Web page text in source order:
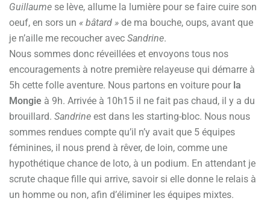
Guillaume se lève, allume la lumière pour se faire cuire son
oeuf, en sors un « bâtard » de ma bouche, oups, avant que
je n’aille me recoucher avec Sandrine.
Nous sommes donc réveillées et envoyons tous nos
encouragements à notre première relayeuse qui démarre à
5h cette folle aventure. Nous partons en voiture pour la
Mongie à 9h. Arrivée à 10h15 il ne fait pas chaud, il y a du
brouillard. Sandrine est dans les starting-bloc. Nous nous
sommes rendues compte qu’il n’y avait que 5 équipes
féminines, il nous prend à rêver, de loin, comme une
hypothétique chance de loto, à un podium. En attendant je
scrute chaque fille qui arrive, savoir si elle donne le relais à
un homme ou non, afin d’éliminer les équipes mixtes.